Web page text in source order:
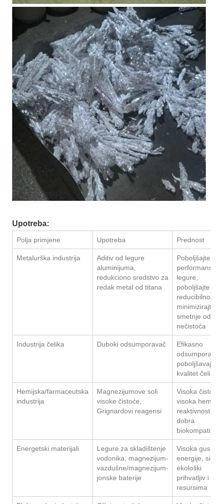
Upotreba:
Polja primjene Upotreba Prednost
Metalurška industrija
Aditiv od legure
aluminijuma,
redukciono sredstvo za
redak metal od titana
Poboljšajte
performanse
legure,
poboljšajte
reducibilnost
minimizirajte
smetnje od
nečistoća
Industrija čelika Duboki odsumporavač
Efikasno
kvalitet čelika
Hemijska/farmaceutska
industrija
Magnezijumove soli
visoke čistoće,
Grignardovi reagensi
Visoka
visoka
reaktivnost,
dobra
Energetski materijali
Legure za skladištenje
vodonika, magnezijum-
vazdušne/magnezijum-
jonske baterije
Visoka
energije,
ekološki
prihvatljiv i
resursima